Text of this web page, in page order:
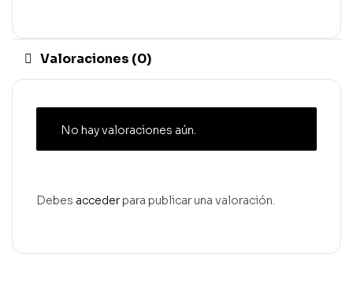
Valoraciones (0)
No hay valoraciones aún.
Debes acceder para publicar una valoración.